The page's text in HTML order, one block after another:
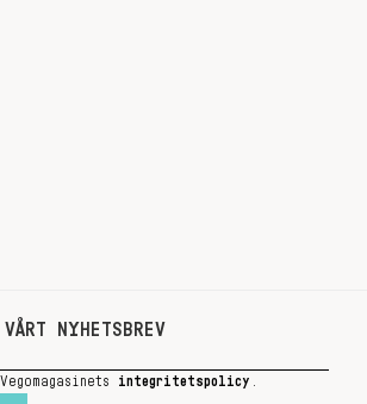
NYHETSBREV
integritetspolicy